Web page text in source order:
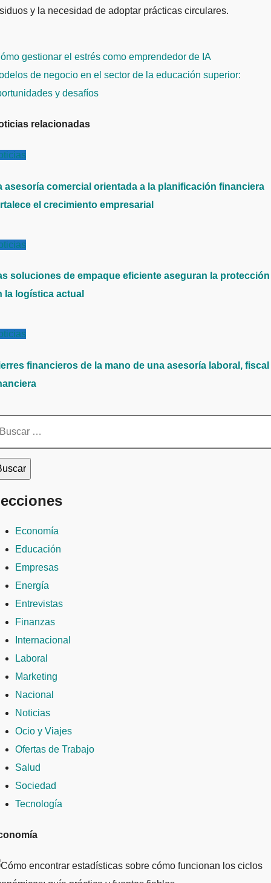
y la necesidad de adoptar prácticas circulares.
gestionar el estrés como emprendedor de IA
de negocio en el sector de la educación superior:
y desafíos
relacionadas
asesoría comercial orientada a la planificación financiera
el crecimiento empresarial
soluciones de empaque eficiente aseguran la protección
la logística actual
financieros de la mano de una asesoría laboral, fiscal
Economía
Educación
Empresas
Energía
Entrevistas
Finanzas
Internacional
Laboral
Marketing
Nacional
Noticias
Ocio y Viajes
Ofertas de Trabajo
Salud
Sociedad
Tecnología